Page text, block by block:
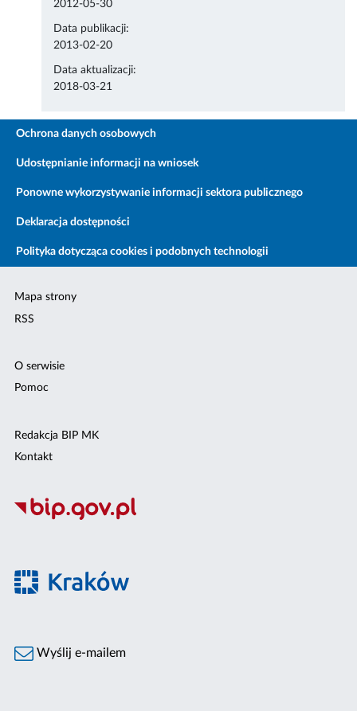
2012-05-30
Data publikacji:
2013-02-20
Data aktualizacji:
2018-03-21
Ochrona danych osobowych
Udostępnianie informacji na wniosek
Ponowne wykorzystywanie informacji sektora publicznego
Deklaracja dostępności
Polityka dotycząca cookies i podobnych technologii
Mapa strony
RSS
O serwisie
Pomoc
Redakcja BIP MK
Kontakt
Wyślij e-mailem